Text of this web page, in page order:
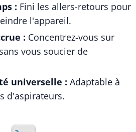
: Fini les allers-retours pour
l'appareil.
: Concentrez-vous sur
vous soucier de
universelle : Adaptable à
d'aspirateurs.